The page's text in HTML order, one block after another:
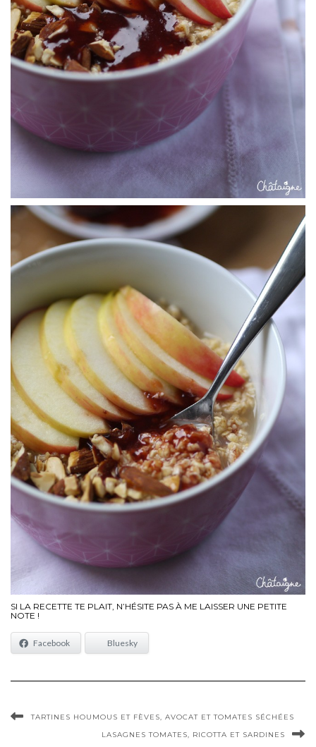
SI LA RECETTE TE PLAIT, N’HÉSITE PAS À ME LAISSER UNE PETITE
NOTE !
Facebook Bluesky
TARTINES HOUMOUS ET FÈVES, AVOCAT ET TOMATES SÉCHÉES
LASAGNES TOMATES, RICOTTA ET SARDINES